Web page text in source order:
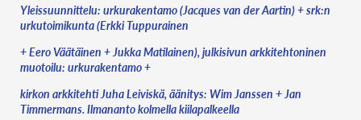
Yleissuunnittelu: urkurakentamo (Jacques van der Aartin) + srk:n
urkutoimikunta (Erkki Tuppurainen
+ Eero Väätäinen + Jukka Matilainen), julkisivun arkkitehtoninen
muotoilu: urkurakentamo +
kirkon arkkitehti Juha Leiviskä, äänitys: Wim Janssen + Jan
Timmermans. Ilmananto kolmella kiilapalkeella